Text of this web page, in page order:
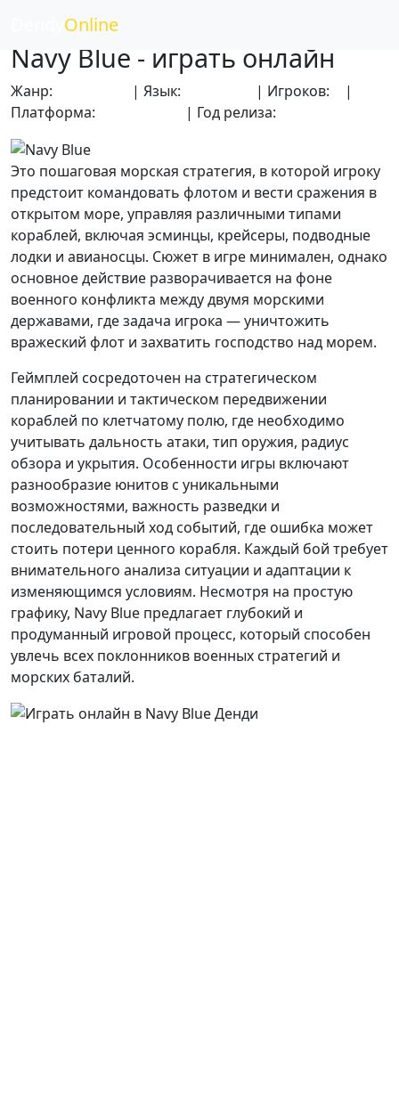
Online
Navy Blue - играть онлайн
Жанр: | Язык: | Игроков:
|
Платформа:
| Год релиза:
Это пошаговая морская стратегия, в которой игроку
предстоит командовать флотом и вести сражения в
открытом море, управляя различными типами
кораблей, включая эсминцы, крейсеры, подводные
лодки и авианосцы. Сюжет в игре минимален, однако
основное действие разворачивается на фоне
военного конфликта между двумя морскими
державами, где задача игрока — уничтожить
вражеский флот и захватить господство над морем.
Геймплей сосредоточен на стратегическом
планировании и тактическом передвижении
кораблей по клетчатому полю, где необходимо
учитывать дальность атаки, тип оружия, радиус
обзора и укрытия. Особенности игры включают
разнообразие юнитов с уникальными
возможностями, важность разведки и
последовательный ход событий, где ошибка может
стоить потери ценного корабля. Каждый бой требует
внимательного анализа ситуации и адаптации к
изменяющимся условиям. Несмотря на простую
графику, Navy Blue предлагает глубокий и
продуманный игровой процесс, который способен
увлечь всех поклонников военных стратегий и
морских баталий.